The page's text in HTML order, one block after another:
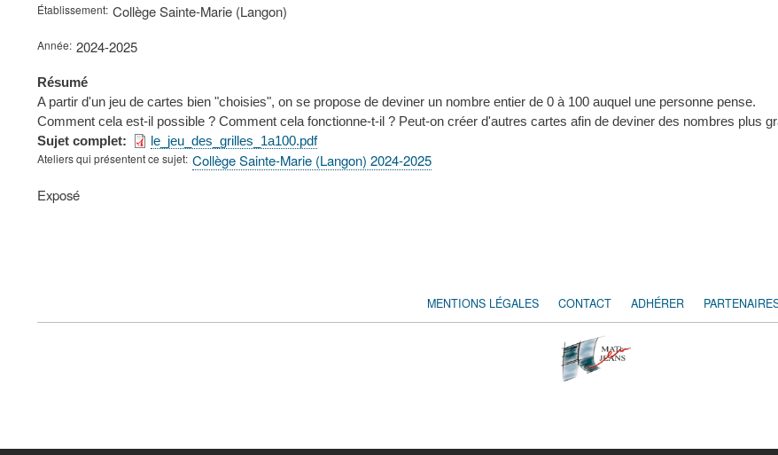
Établissement Collège Sainte-Marie (Langon)
Année 2024-2025
Résumé
A partir d'un jeu de cartes bien "choisies", on se propose de deviner un nombre entier de 0 à 100 auquel une personne pense.
Comment cela est-il possible ? Comment cela fonctionne-t-il ? Peut-on créer d'autres cartes afin de deviner des nombres plus
Sujet complet
le_jeu_des_grilles_1a100.pdf
Ateliers qui présentent ce sujet Collège Sainte-Marie (Langon) 2024-2025
Type
Exposé
FOOTER
MENTIONS LÉGALES CONTACT ADHÉRER